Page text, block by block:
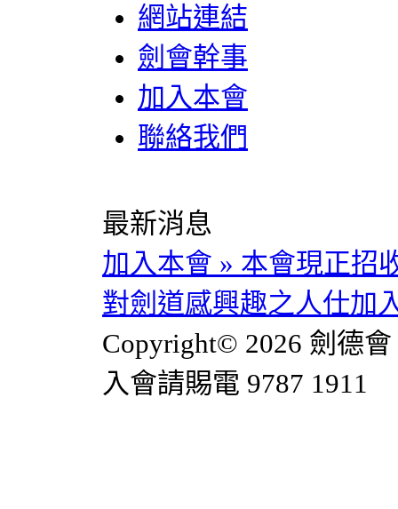
網站連結
劍會幹事
加入本會
聯絡我們
最新消息
加入本會 » 本會現正招
對劍道感興趣之人仕加
Copyright© 2026 劍德
入會請賜電 9787 1911